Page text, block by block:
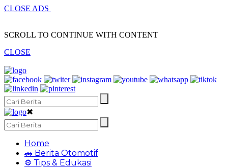
CLOSE ADS
SCROLL TO CONTINUE WITH CONTENT
CLOSE
✖
Home
🚗 Berita Otomotif
⚙️ Tips & Edukasi